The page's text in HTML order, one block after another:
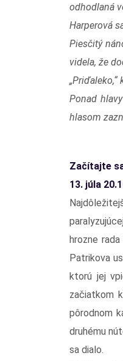
odhodlaná
Harperová
Piesčitý
videla, že
Ponad
hlasom
Začítajte
13. júla
hrozne
Patrikova
ktorú jej
začiatkom
pôrodnom
druhému
sa dialo.